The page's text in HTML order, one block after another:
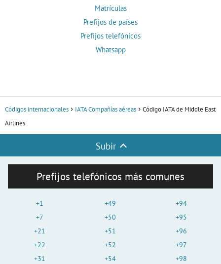
Matrículas
Prefijos de países
Prefijos telefónicos
Whatsapp
Códigos internacionales IATA Compañías aéreas
Código IATA de Middle East
Airlines
Subir
Prefijos telefónicos más comunes
+1
+7
+21
+22
+31
+49
+50
+51
+52
+54
+94
+95
+96
+97
+98